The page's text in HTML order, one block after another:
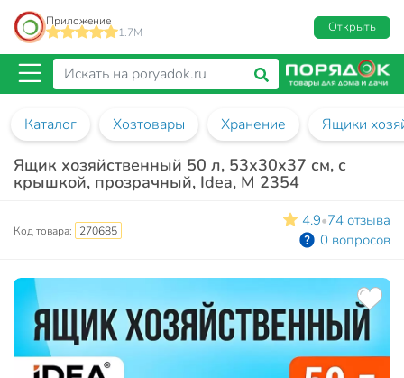
Приложение
1.7M
Открыть
Каталог Хозтовары Хранение Ящики
Ящик хозяйственный 50 л, 53х30х37 см, с
крышкой, прозрачный, Idea, М 2354
Код товара: 270685
4.9•74 отзыва
0 вопросов